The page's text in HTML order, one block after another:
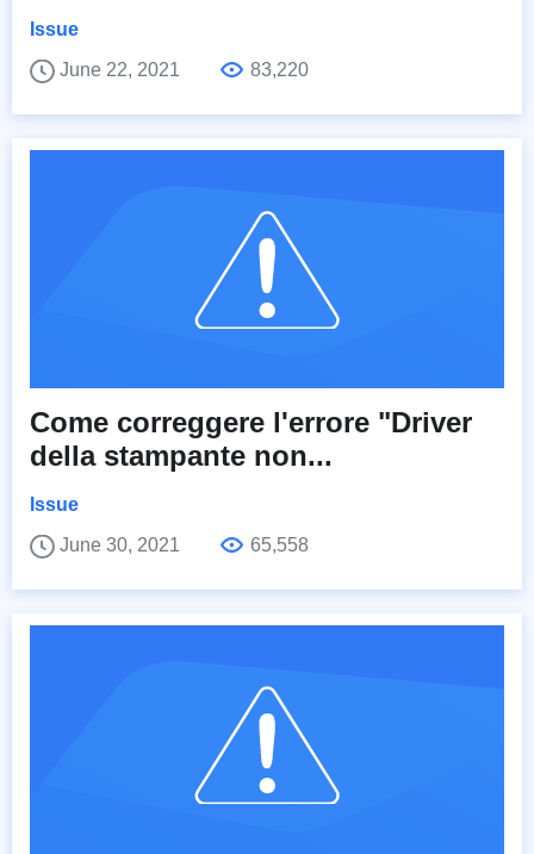
Issue
June 22, 2021
83,220
Come correggere l'errore "Driver
della stampante non...
Issue
June 30, 2021
65,558